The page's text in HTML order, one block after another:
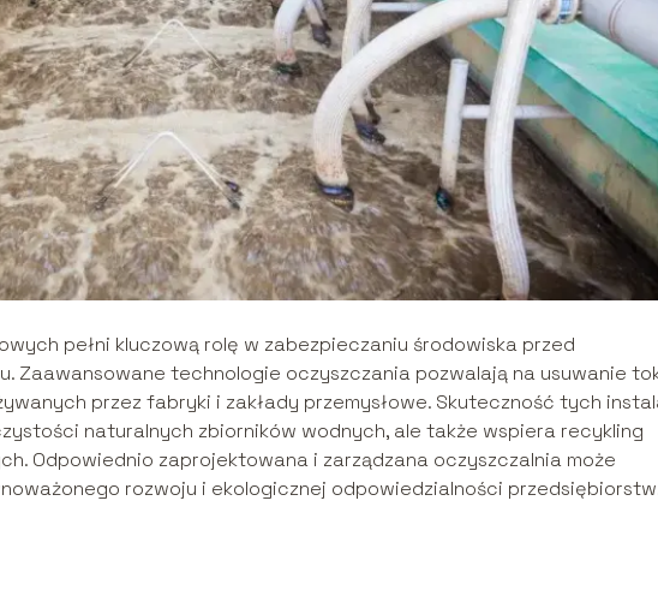
pełni kluczową rolę w zabezpieczaniu środowiska przed
Zaawansowane technologie oczyszczania pozwalają na usuwanie
przez fabryki i zakłady przemysłowe. Skuteczność tych
naturalnych zbiorników wodnych, ale także wspiera recykling
Odpowiednio zaprojektowana i zarządzana oczyszczalnia może
rozwoju i ekologicznej odpowiedzialności